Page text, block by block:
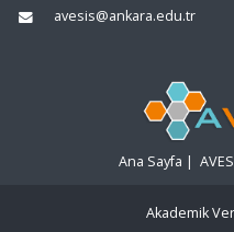
avesis@ankara.edu.tr
Ana Sayfa |
Akademik